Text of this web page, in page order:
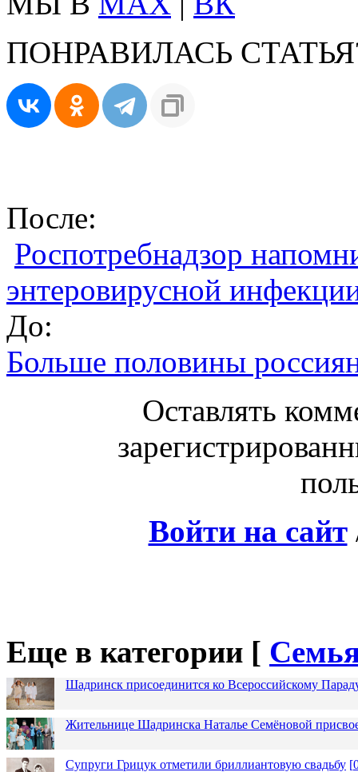
ПОНРАВИЛАСЬ
После:
Роспотребнадзор
энтеровирусной
До:
Больше половины
Оставлять
Войти на сайт
Еще в категории [
Шадринск присоединится ко Всероссийскому
Жительнице Шадринска Наталье Семёновой
Супруги Грицук отметили бриллиантовую свадьбу [